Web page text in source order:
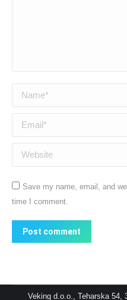
Name *
Email *
Website
Save my name, email, and
time I comment.
Post comment
Veking d.o.o., Teharska 54,